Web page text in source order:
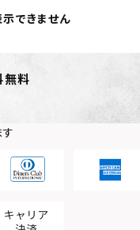
できません
無料